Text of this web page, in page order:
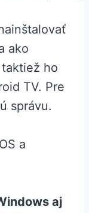
ako
ho
TV. Pre
správu.
a
aj